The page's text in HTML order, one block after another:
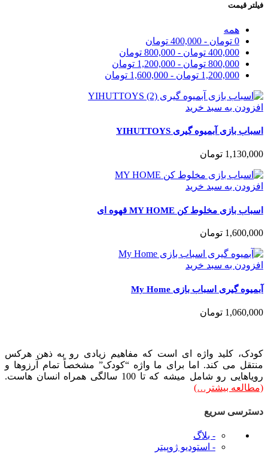
فیلتر قیمت
همه
0 تومان -
400,000 تومان
400,000 تومان -
800,000 تومان
800,000 تومان -
1,200,000 تومان
1,200,000 تومان -
1,600,000 تومان
افزودن به سبد خرید
اسباب بازی آبمیوه گیری YIHUTTOYS
1,130,000 تومان
افزودن به سبد خرید
اسباب بازی مخلوط کن MY HOME قهوه ای
1,600,000 تومان
افزودن به سبد خرید
آبمیوه گیری اسباب بازی My Home
1,060,000 تومان
کودک، کلید واژه ای است که مفاهیم زیادی رو به ذهن هرکس
منتقل می کند. اما برای ما واژه “کودک” مشخصاً تمام آرزوها و
رویاهایی رو شامل میشه که تا 100 سالگی همراه انسان هاست.
(مطالعه بیشتر…)
دسترسی سریع
- بلاگ
- استودیو ژوپیتر